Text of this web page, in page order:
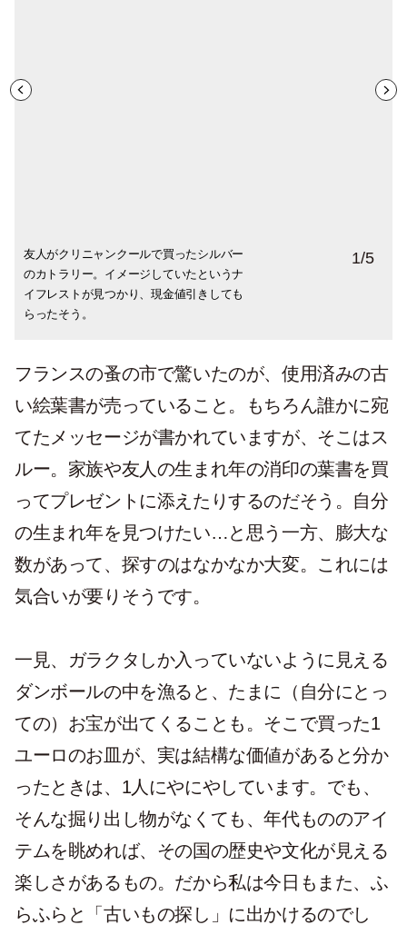
友人がクリニャンクールで買ったシルバー
のカトラリー。イメージしていたというナ
イフレストが見つかり、現金値引きしても
らったそう。
いつかのダンボールの中から見つけたフラ
ンスのお皿。3枚5€が3€に。最近調べたら
結構良いものでした。毎回どこで作られた
物かは確認しています。
先日購入したフランスらしいデザインのお
皿。左下は「少し欠けているけどよかった
ら」と店主のマダムがプレゼントして下さ
いました。
友人が地方ブロカントで買ってきてくれた
鋳物ホーロ鍋は、なんと１€！状態もデザイ
ンも使い勝手も良くお気に入りです。
袋にごっそり詰まったフェーブから見つけ
たかわいい子。店主は「1つ55サンチーム」
と言っていたのに、買う時には2つでも3つ
でも1€、適当！
1/5
フランスの蚤の市で驚いたのが、使用済みの古
い絵葉書が売っていること。もちろん誰かに宛
てたメッセージが書かれていますが、そこはス
ルー。家族や友人の生まれ年の消印の葉書を買
ってプレゼントに添えたりするのだそう。自分
の生まれ年を見つけたい…と思う一方、膨大な
数があって、探すのはなかなか大変。これには
気合いが要りそうです。
一見、ガラクタしか入っていないように見える
ダンボールの中を漁ると、たまに（自分にとっ
ての）お宝が出てくることも。そこで買った1
ユーロのお皿が、実は結構な価値があると分か
ったときは、1人にやにやしています。でも、
そんな掘り出し物がなくても、年代もののアイ
テムを眺めれば、その国の歴史や文化が見える
楽しさがあるもの。だから私は今日もまた、ふ
らふらと「古いもの探し」に出かけるのでし